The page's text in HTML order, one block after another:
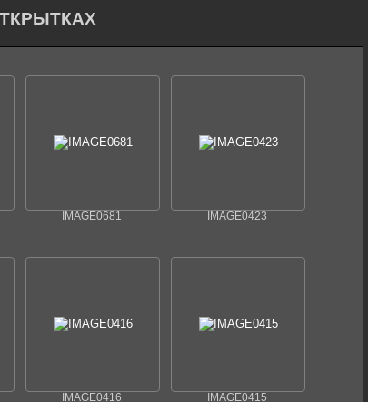
IMAGE0681 IMAGE0423
IMAGE0416 IMAGE0415